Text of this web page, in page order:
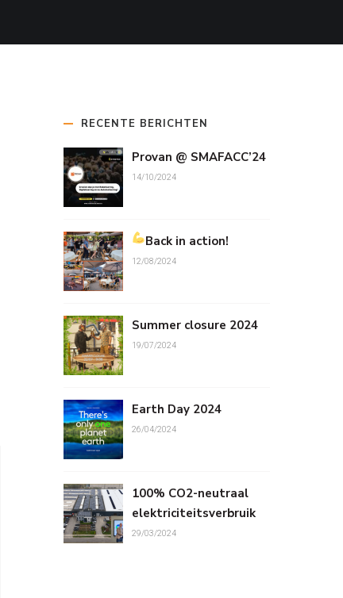
RECENTE BERICHTEN
Provan @ SMAFACC’24
14/10/2024
Back in action!
12/08/2024
Summer closure 2024
19/07/2024
Earth Day 2024
26/04/2024
100% CO2-neutraal
elektriciteitsverbruik
29/03/2024